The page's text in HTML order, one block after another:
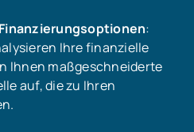
:
Ihre finanzielle
Ihnen maßgeschneiderte
auf, die zu Ihren